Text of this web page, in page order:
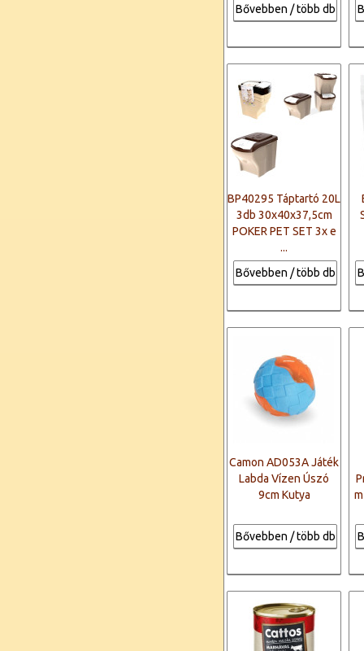
Bővebben / több db
BP40295 Táptartó 20L
3db 30x40x37,5cm
POKER PET SET 3x e
...
Bővebben / több db
Camon AD053A Játék
Labda Vízen Úszó
9cm Kutya
Bővebben / több db